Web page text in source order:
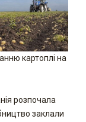
картоплі на
розпочала
заклали